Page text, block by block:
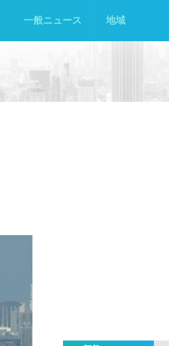
一般ニュース 地域